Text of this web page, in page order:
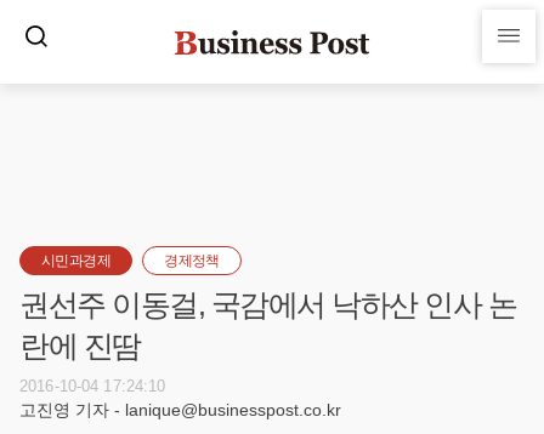
시민과경제 경제정책
권선주 이동걸, 국감에서 낙하산 인사 논
란에 진땀
2016-10-04 17:24:10
고진영 기자 - lanique@businesspost.co.kr